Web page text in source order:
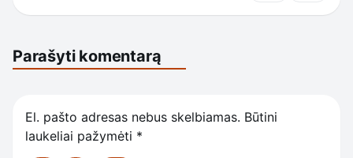
Parašyti komentarą
El. pašto adresas nebus skelbiamas. Būtini
laukeliai pažymėti *